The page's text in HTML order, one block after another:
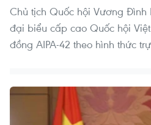
Chủ tịch Quốc hội Vương
đại biểu cấp cao Quốc hội
đồng AIPA-42 theo hình thức